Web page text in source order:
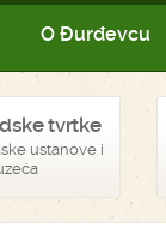
O Đurđevcu
tvrtke
ustanove i